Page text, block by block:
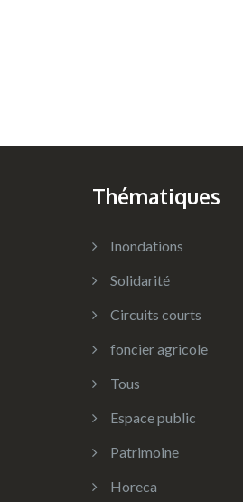
Thématiques
Inondations
Solidarité
Circuits courts
foncier agricole
Tous
Espace public
Patrimoine
Horeca